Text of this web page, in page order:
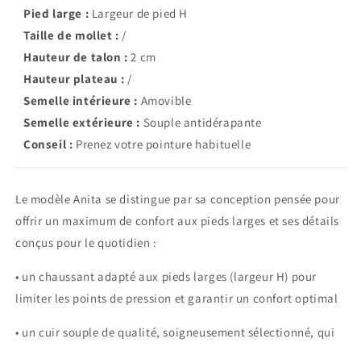
Pied large : Largeur de pied H
Taille de mollet : /
Hauteur de talon : 2 cm
Hauteur plateau : /
Semelle intérieure : Amovible
Semelle extérieure : Souple antidérapante
Conseil : Prenez votre pointure habituelle
Le modèle Anita se distingue par sa conception pensée pour
offrir un maximum de confort aux pieds larges et ses détails
conçus pour le quotidien :
• un chaussant adapté aux pieds larges (largeur H) pour
limiter les points de pression et garantir un confort optimal
• un cuir souple de qualité, soigneusement sélectionné, qui